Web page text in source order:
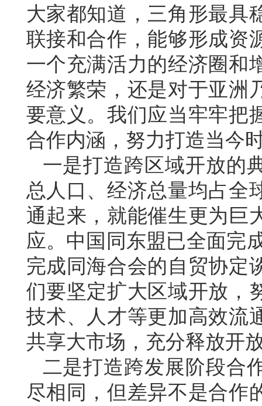
大家都知道，三角形最具
联接和合作，能够形成资
一个充满活力的经济圈和
经济繁荣，还是对于亚洲
要意义。我们应当牢牢把
合作内涵，努力打造当今
一是打造跨区域开放的
总人口、经济总量均占全
通起来，就能催生更为巨
应。中国同东盟已全面完
完成同海合会的自贸协定
们要坚定扩大区域开放，
技术、人才等更加高效流
共享大市场，充分释放开
二是打造跨发展阶段合
尽相同，但差异不是合作